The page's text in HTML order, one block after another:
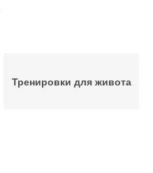
Тренировки для живота